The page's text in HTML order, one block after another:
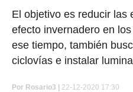
El objetivo es reducir las
efecto invernadero en
ese tiempo, también
ciclovías e instalar
Por Rosario3 | 22-12-2020 17:30